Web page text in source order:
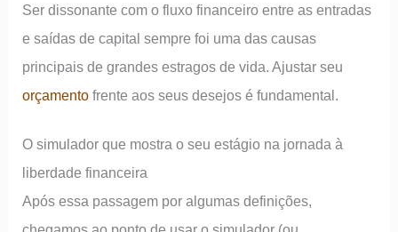
Ser dissonante com o fluxo financeiro entre as entradas
e saídas de capital sempre foi uma das causas
principais de grandes estragos de vida. Ajustar seu
orçamentofrente aos seus desejos é fundamental.
O simulador que mostra o seu estágio na jornada à
liberdade financeira
Após essa passagem por algumas definições,